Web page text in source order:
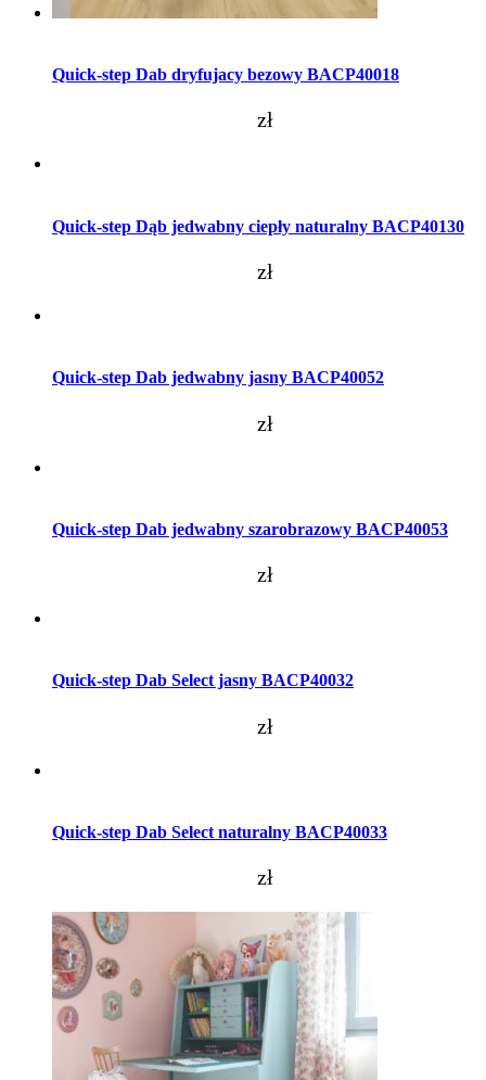
Quick-step Dab dryfujacy bezowy BACP40018
zł
Quick-step Dąb jedwabny ciepły naturalny BACP40130
zł
Quick-step Dab jedwabny jasny BACP40052
zł
Quick-step Dab jedwabny szarobrazowy BACP40053
zł
Quick-step Dab Select jasny BACP40032
zł
Quick-step Dab Select naturalny BACP40033
zł